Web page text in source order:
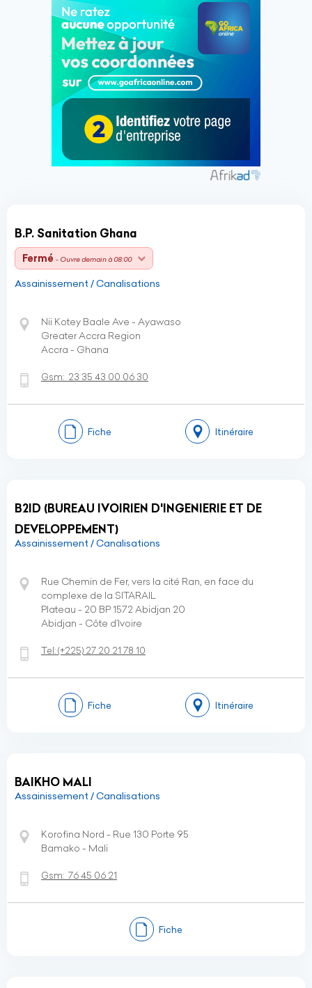
B.P. Sanitation Ghana
Fermé - Ouvre demain à 08:00
Assainissement / Canalisations
Nii Kotey Baale Ave - Ayawaso
Greater Accra Region
Accra - Ghana
Gsm: 23 35 43 00 06 30
Fiche Itinéraire
B2ID (BUREAU IVOIRIEN D'INGENIERIE ET DE
DEVELOPPEMENT)
Assainissement / Canalisations
Rue Chemin de Fer, vers la cité Ran, en face du
complexe de la SITARAIL
Plateau - 20 BP 1572 Abidjan 20
Abidjan - Côte d’Ivoire
Tel:(+225) 27 20 21 78 10
Fiche Itinéraire
BAIKHO MALI
Assainissement / Canalisations
Korofina Nord - Rue 130 Porte 95
Bamako - Mali
Gsm: 76 45 06 21
Fiche